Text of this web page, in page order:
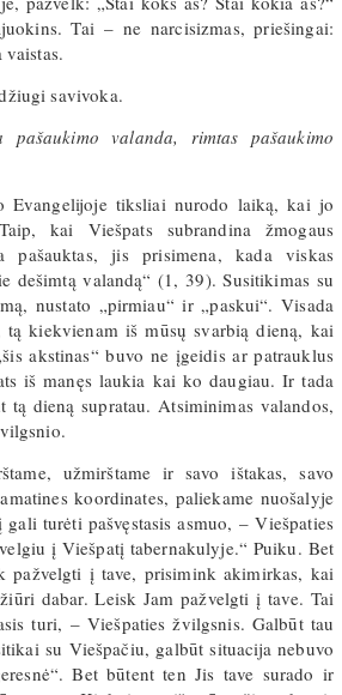
Tai – ne narcisizmas, priešingai:
savivoka.
pašaukimo valanda, rimtas pašaukimo
Evangelijoje tiksliai nurodo laiką, kai jo
kai Viešpats subrandina žmogaus
jis prisimena, kada viskas
dešimtą valandą“ (1, 39). Susitikimas su
nustato „pirmiau“ ir „paskui“. Visada
tą kiekvienam iš mūsų svarbią dieną, kai
akstinas“ buvo ne įgeidis ar patrauklus
iš manęs laukia kai ko daugiau. Ir tada
tą dieną supratau. Atsiminimas valandos,
užmirštame ir savo ištakas, savo
koordinates, paliekame nuošalyje
turėti pašvęstasis asmuo, – Viešpaties
į Viešpatį tabernakulyje.“ Puiku. Bet
pažvelgti į tave, prisimink akimirkas, kai
dabar. Leisk Jam pažvelgti į tave. Tai
turi, – Viešpaties žvilgsnis. Galbūt tau
su Viešpačiu, galbūt situacija nebuvo
Bet būtent ten Jis tave surado ir